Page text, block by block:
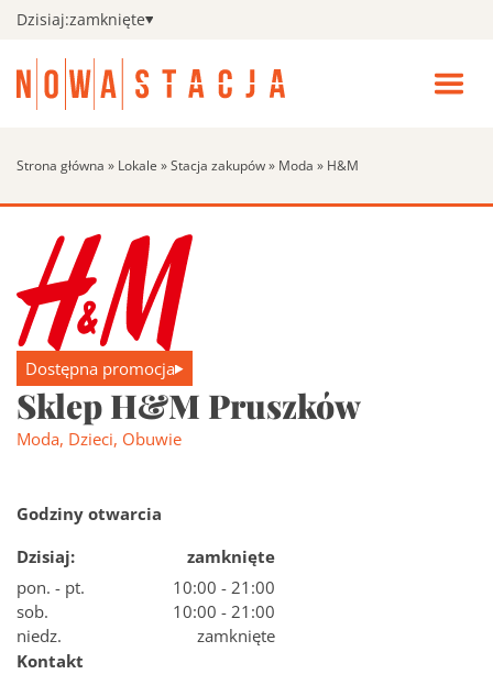
Dzisiaj:zamknięte
Search:
Wszystkie sklepy
Kino
Promocje
Aktualności i wydarzenia
Udogodnienia
Jak dojadę do Nowej Stacji
Parking w Nowej Stacji Pruszków
Strona główna » Lokale »Stacja zakupów» Moda » H&M
Dostępna promocja
Sklep H&M Pruszków
Moda, Dzieci, Obuwie
Godziny otwarcia
Dzisiaj:
zamknięte
pon. - pt.
10:00 - 21:00
sob.
10:00 - 21:00
niedz.
zamknięte
Kontakt